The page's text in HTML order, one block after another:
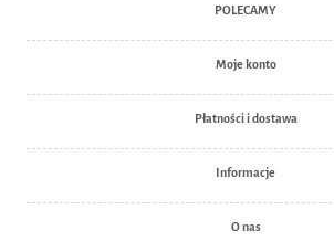
POLECAMY
Moje konto
Płatności i dostawa
Informacje
O nas